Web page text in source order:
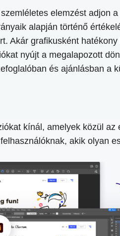
elemzést adjon
alapján történő
Akár grafikusként
nyújt a megalapozott
és ajánlásban a
kínál, amelyek közül
akik olyan